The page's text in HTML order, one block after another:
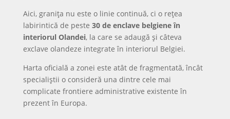
Aici, granița nu este o linie continuă, ci o rețea
labirintică de peste 30 de enclave belgiene în
interiorul Olandei, la care se adaugă și câteva
exclave olandeze integrate în interiorul Belgiei.
Harta oficială a zonei este atât de fragmentată, încât
specialiștii o consideră una dintre cele mai
complicate frontiere administrative existente în
prezent în Europa.